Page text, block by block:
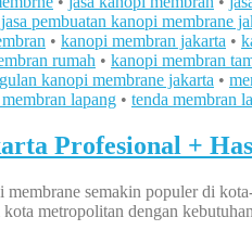
jasa pembuatan kanopi membrane
• kanopi membran jakarta •
rumah • kanopi membran
kanopi membrane jakarta •
lapang • tenda membran
Profesional +
membrane semakin populer di
metropolitan dengan